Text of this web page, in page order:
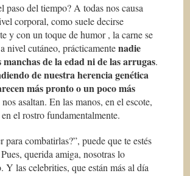
paso del tiempo? A todas nos causa
corporal, como suele decirse
y con un toque de humor , la carne se
nivel cutáneo, prácticamentenadie
manchas de la edad ni de las arrugas.
de nuestra herencia genética
más pronto o un poco más
asaltan. En las manos, en el escote,
el rostro fundamentalmente.
para combatirlas?”, puede que te estés
querida amiga, nosotras lo
Y las celebrities, que están más al día